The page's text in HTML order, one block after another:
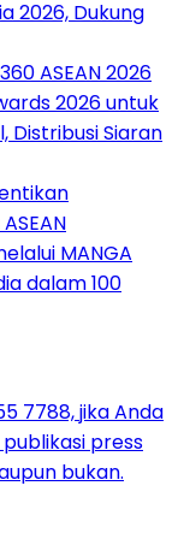
2026, Dukung
ASEAN 2026
2026 untuk
Distribusi Siaran
MANGA
dalam 100